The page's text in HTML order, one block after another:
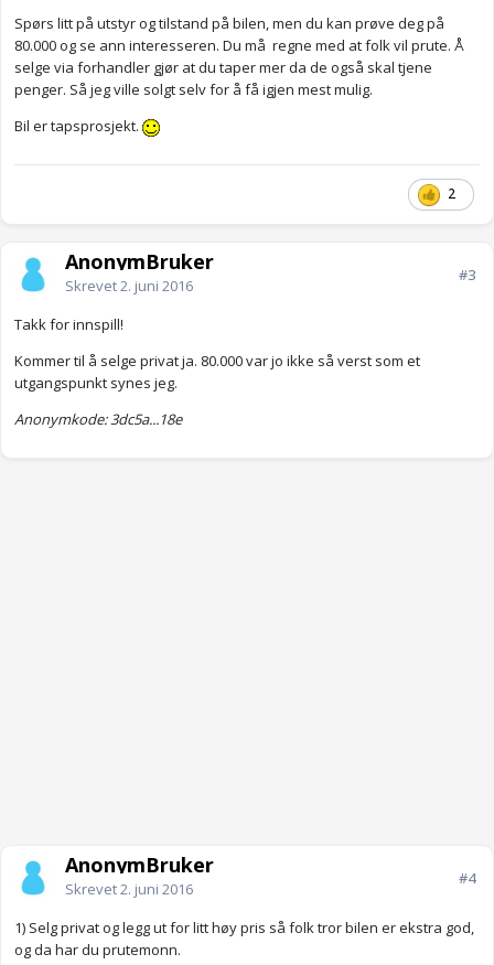
Spørs litt på utstyr og tilstand på bilen, men du kan prøve deg på
80.000 og se ann interesseren. Du må regne med at folk vil prute. Å
selge via forhandler gjør at du taper mer da de også skal tjene
penger. Så jeg ville solgt selv for å få igjen mest mulig.
Bil er tapsprosjekt.
2
AnonymBruker
Skrevet2. juni 2016
#3
Takk for innspill!
Kommer til å selge privat ja. 80.000 var jo ikke så verst som et
utgangspunkt synes jeg.
Anonymkode: 3dc5a...18e
AnonymBruker
Skrevet2. juni 2016
#4
1) Selg privat og legg ut for litt høy pris så folk tror bilen er ekstra god,
og da har du prutemonn.